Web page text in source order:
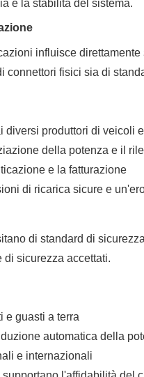
e la stabilità del sistema.
influisce
connettori fisici sia di
diversi produttori di veicoli
della potenza e il
e la fatturazione
di ricarica sicure e
di standard di
di sicurezza accettati.
e guasti a terra
automatica della
e internazionali